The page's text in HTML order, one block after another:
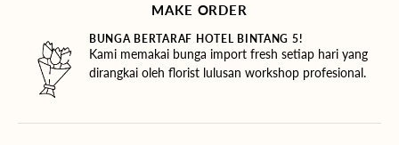
MAKE ORDER
BUNGA BERTARAF HOTEL BINTANG 5!
Kami memakai bunga import fresh setiap hari yang
dirangkai oleh florist lulusan workshop profesional.